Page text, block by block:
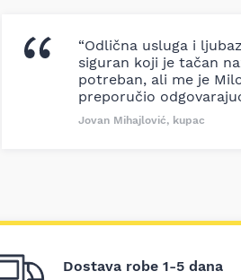
“Odlična usluga i
siguran koji je tačan
potreban, ali me je
preporučio
Jovan Mihajlović, kupac
Dostava robe 1-5 dana